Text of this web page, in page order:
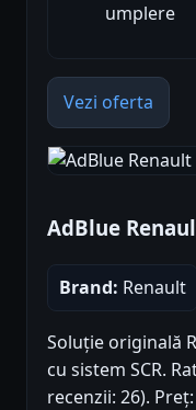
umplere
Vezi oferta
AdBlue
Brand: Renault
Soluție originală
cu sistem SCR.
recenzii: 26).